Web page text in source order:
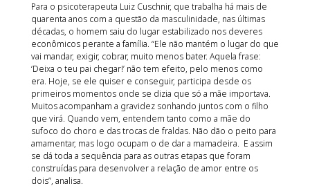
Para o psicoterapeuta Luiz Cuschnir, que trabalha há mais de
quarenta anos com a questão da masculinidade, nas últimas
décadas, o homem saiu do lugar estabilizado nos deveres
econômicos perante a família. “Ele não mantém o lugar do que
vai mandar, exigir, cobrar, muito menos bater. Aquela frase:
‘Deixa o teu pai chegar!’ não tem efeito, pelo menos como
era. Hoje, se ele quiser e conseguir, participa desde os
primeiros momentos onde se dizia que só a mãe importava.
Muitos acompanham a gravidez sonhando juntos com o filho
que virá. Quando vem, entendem tanto como a mãe do
sufoco do choro e das trocas de fraldas. Não dão o peito para
amamentar, mas logo ocupam o de dar a mamadeira. E assim
se dá toda a sequência para as outras etapas que foram
construídas para desenvolver a relação de amor entre os
dois”, analisa.